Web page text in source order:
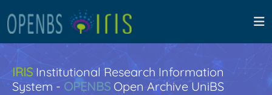
IRISInstitutional Research Information
System - OPENBS Open Archive UniBS